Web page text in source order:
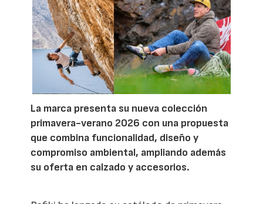
La marca presenta su nueva colección
primavera-verano 2026 con una propuesta
que combina funcionalidad, diseño y
compromiso ambiental, ampliando además
su oferta en calzado y accesorios.